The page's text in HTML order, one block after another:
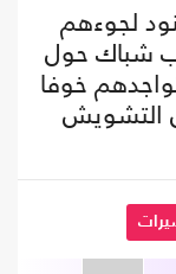
لجوءهم
شباك حول
خوفا
التشويش